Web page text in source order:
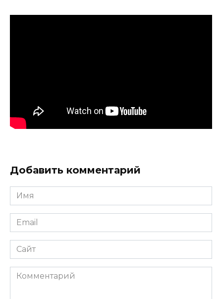
Добавить комментарий
Имя
*
Email
*
Сайт
Комментарий